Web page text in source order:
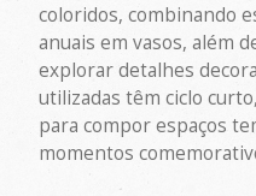
coloridos, combinando
anuais em vasos, além
explorar detalhes
utilizadas têm ciclo
para compor espaços
momentos